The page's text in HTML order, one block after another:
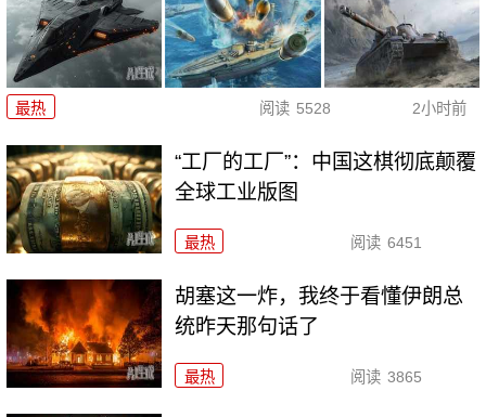
最热 阅读 5528 2小时前
“工厂的工厂”：中国这棋彻底颠覆
全球工业版图
最热 阅读 6451
胡塞这一炸，我终于看懂伊朗总
统昨天那句话了
最热 阅读 3865